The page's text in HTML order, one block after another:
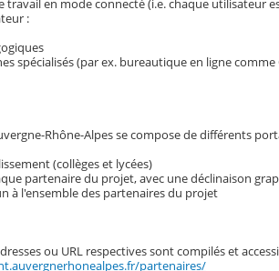
en mode connecté (i.e. chaque utilisateur
:
spécialisés (par ex. bureautique en ligne
Rhône-Alpes se compose de différents
(collèges et lycées)
partenaire du projet, avec une déclinaison
à l'ensemble des partenaires du projet
ou URL respectives sont compilés et
partenaires/